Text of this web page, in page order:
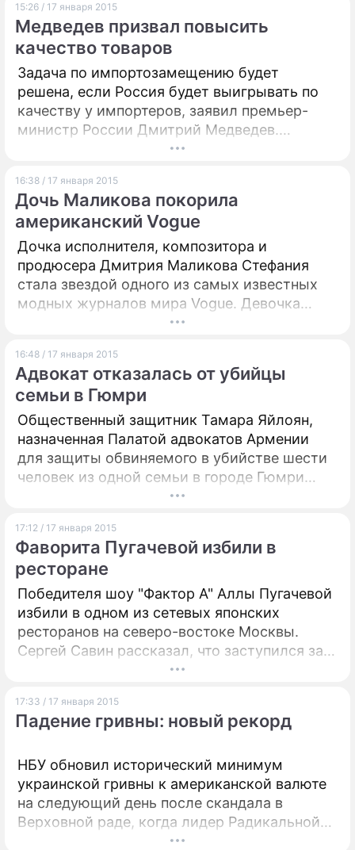
непродуманного госбюджета они,
оказывается, не могут сформировать свою
казну, так как Киев часть доходов изъял.
15:26 / 17 января 2015
Медведев призвал повысить
качество товаров
Задача по импортозамещению будет
решена, если Россия будет выигрывать по
качеству у импортеров, заявил премьер-
министр России Дмитрий Медведев.
Политик также подчеркнул, что для этого
кредитования.
16:38 / 17 января 2015
Дочь Маликова покорила
американский Vogue
Дочка исполнителя, композитора и
продюсера Дмитрия Маликова Стефания
стала звездой одного из самых известных
модных журналов мира Vogue. Девочка
появилась на страницах американской
предназначенной для чтения такими же
подростками как она.
16:48 / 17 января 2015
Адвокат отказалась от убийцы
семьи в Гюмри
Общественный защитник Тамара Яйлоян,
назначенная Палатой адвокатов Армении
для защиты обвиняемого в убийстве шести
человек из одной семьи в городе Гюмри
российского военнослужащего Валерия
обязанностей. По словам юриста, решение
сложить с себя полномочия защитника она
приняла на эмоциях.
17:12 / 17 января 2015
Фаворита Пугачевой избили в
ресторане
Победителя шоу "Фактор А" Аллы Пугачевой
избили в одном из сетевых японских
ресторанов на северо-востоке Москвы.
Сергей Савин рассказал, что заступился за
девушек, после чего на него набросилось
новогодних праздниках в заведении на улице
Снежная, куда он пришел отдохнуть вместе
17:33 / 17 января 2015
Падение гривны: новый рекорд
НБУ обновил исторический минимум
украинской гривны к американской валюте
на следующий день после скандала в
Верховной раде, когда лидер Радикальной
партии Олег Ляшко усыпал председателя